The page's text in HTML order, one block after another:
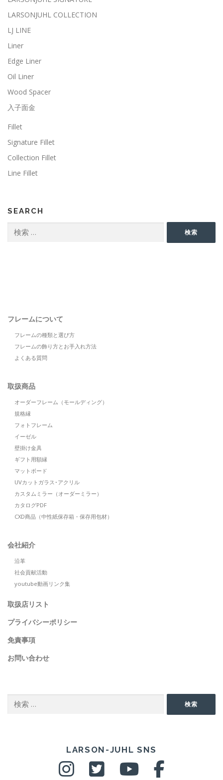
LARSONJUHL COLLECTION
LJ LINE
Liner
Edge Liner
Oil Liner
Wood Spacer
入子面金
Fillet
Signature Fillet
Collection Fillet
Line Fillet
SEARCH
索:
検索
フレームについて
フレームの種類と選び方
フレームの飾り方とお手入れ方法
よくある質問
取扱商品
オーダーフレーム（モールディング）
規格縁
フォトフレーム
イーゼル
壁掛け金具
ギフト用額縁
マットボード
UVカットガラス･アクリル
カスタムミラー（オーダーミラー）
カタログPDF
CXD商品（中性紙保存箱・保存用包材）
会社紹介
沿革
社会貢献活動
youtube動画リンク集
取扱店リスト
プライバシーポリシー
免責事項
お問い合わせ
索:
検索
LARSON-JUHL SNS